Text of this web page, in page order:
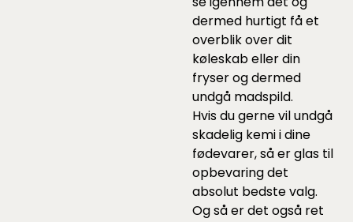
dermed hurtigt få et
overblik over dit
køleskab eller din
fryser og dermed
undgå madspild.
Hvis du gerne vil undgå
skadelig kemi i dine
fødevarer, så er glas til
opbevaring det
absolut bedste valg.
Og så er det også ret